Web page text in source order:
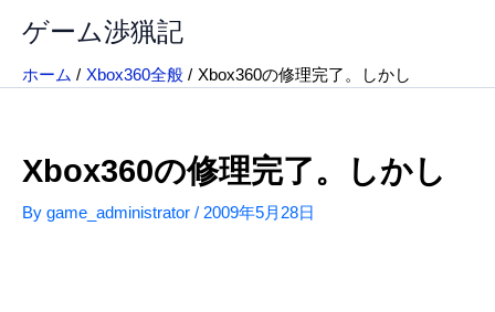
ス
ゲーム渉猟記
ホーム Xbox360全般 Xbox360の修理完了。しかし
Xbox360の修理完了。しかし
By game_administrator / 2009年5月28日